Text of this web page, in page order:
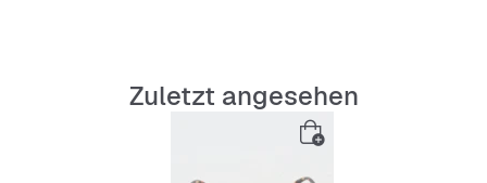
UV-Schutz für deine Augen
Zuletzt angesehen